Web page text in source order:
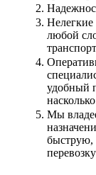
Нелегкие
любой
удобный
Мы
быструю,